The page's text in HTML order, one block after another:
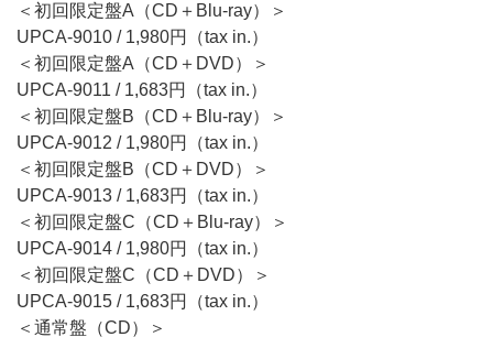
＜初回限定盤A（CD＋Blu-ray）＞
UPCA-9010 / 1,980円（tax in.）
＜初回限定盤A（CD＋DVD）＞
UPCA-9011 / 1,683円（tax in.）
＜初回限定盤B（CD＋Blu-ray）＞
UPCA-9012 / 1,980円（tax in.）
＜初回限定盤B（CD＋DVD）＞
UPCA-9013 / 1,683円（tax in.）
＜初回限定盤C（CD＋Blu-ray）＞
UPCA-9014 / 1,980円（tax in.）
＜初回限定盤C（CD＋DVD）＞
UPCA-9015 / 1,683円（tax in.）
＜通常盤（CD）＞